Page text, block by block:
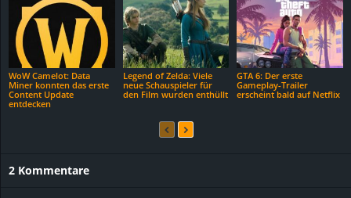
WoW Camelot: Data
Miner konnten das erste
Content Update
entdecken
Legend of Zelda: Viele
neue Schauspieler für
den Film wurden enthüllt
GTA 6: Der erste
Gameplay-Trailer
erscheint bald auf Netflix
2 Kommentare